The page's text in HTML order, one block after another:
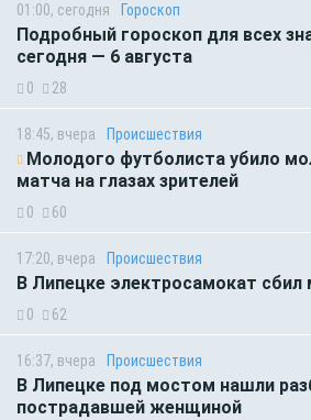
01:00, сегодня Гороскоп
Подробный гороскоп для всех
сегодня — 6 августа
0 28
18:45, вчера Происшествия
Молодого футболиста убило
матча на глазах зрителей
0 60
17:20, вчера Происшествия
В Липецке электросамокат
0 62
16:37, вчера Происшествия
В Липецке под мостом нашли
пострадавшей женщиной